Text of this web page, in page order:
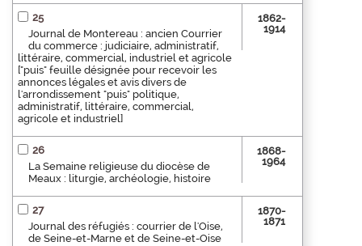
25
Journal de Montereau : ancien Courrier
du commerce : judiciaire, administratif,
littéraire, commercial, industriel et agricole
["puis" feuille désignée pour recevoir les
annonces légales et avis divers de
l'arrondissement "puis" politique,
administratif, littéraire, commercial,
agricole et industriel]
1862-
1914
26
La Semaine religieuse du diocèse de
Meaux : liturgie, archéologie, histoire
1868-
1964
27
Journal des réfugiés : courrier de l'Oise,
de Seine-et-Marne et de Seine-et-Oise
1870-
1871